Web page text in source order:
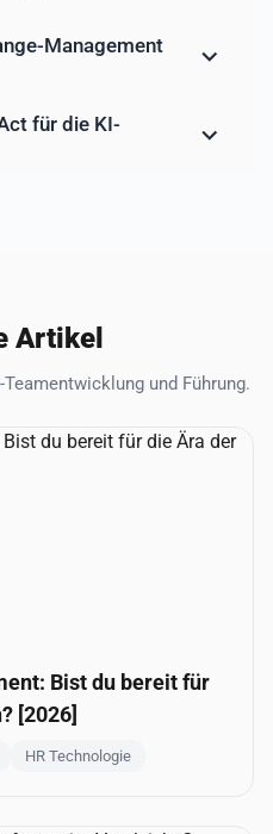
Management
für die KI-
Artikel
und Führung.
Bist du bereit für
[2026]
HR Technologie